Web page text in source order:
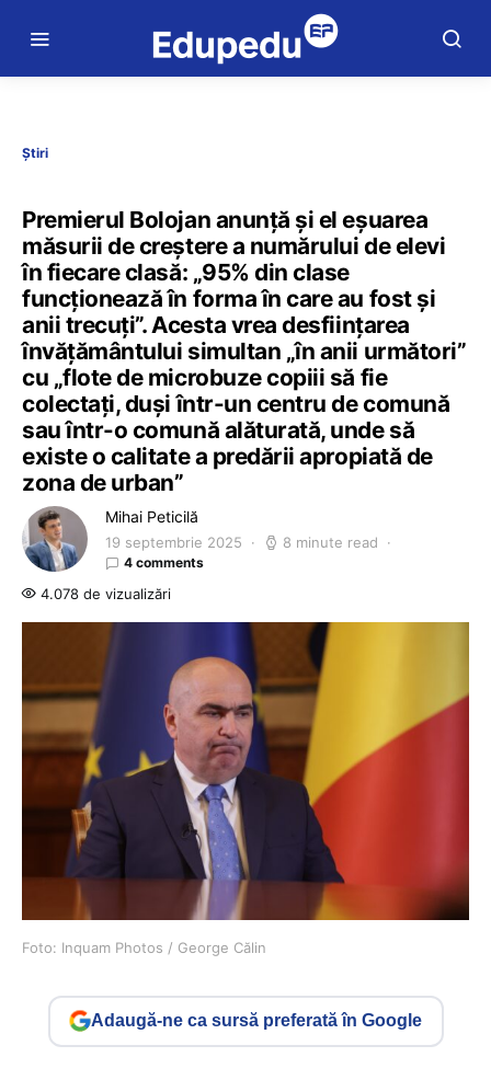
Știri
Premierul Bolojan anunță și el eșuarea
măsurii de creștere a numărului de elevi
în fiecare clasă: „95% din clase
funcționează în forma în care au fost și
anii trecuți”. Acesta vrea desființarea
învățământului simultan „în anii următori”
cu „flote de microbuze copiii să fie
colectați, duși într-un centru de comună
sau într-o comună alăturată, unde să
existe o calitate a predării apropiată de
zona de urban”
Mihai Peticilă
19 septembrie 2025 8 minute read
4 comments
4.078 de vizualizări
Foto: Inquam Photos / George Călin
Adaugă-ne ca sursă preferată în Google